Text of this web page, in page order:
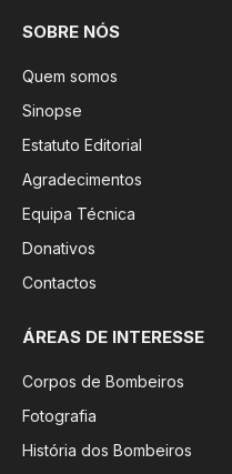
SOBRE NÓS
Quem somos
Sinopse
Estatuto Editorial
Agradecimentos
Equipa Técnica
Donativos
Contactos
ÁREAS DE INTERESSE
Corpos de Bombeiros
Fotografia
História dos Bombeiros